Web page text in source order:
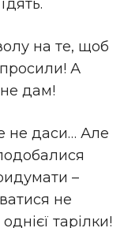
на те, щоб
А
дам!
не даси… Але
–
не
тарілки!